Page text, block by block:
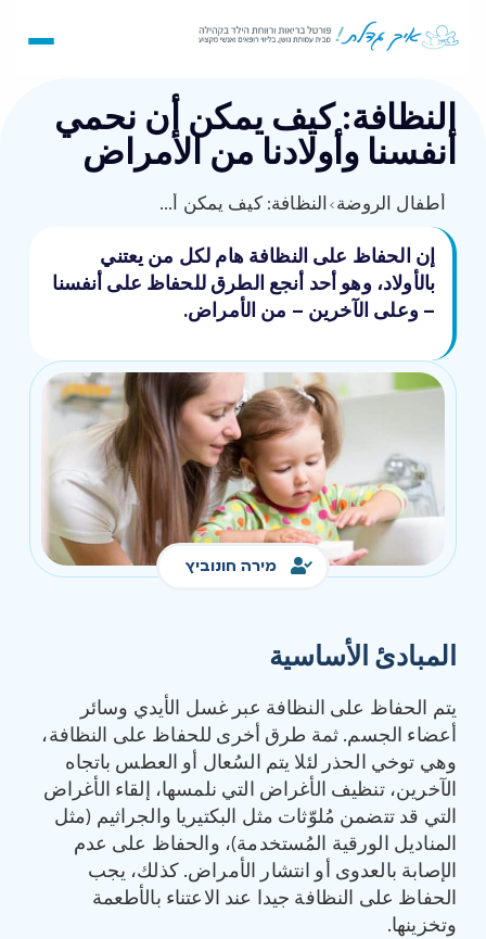
النظافة: كيف يمكن أن نحمي
أنفسنا وأولادنا من الأمراض
أطفال الروضة› النظافة: كيف يمكن أن نحمي أنفسنا وأولادنا من الأمراض
إن الحفاظ على النظافة هام لكل من يعتني
بالأولاد، وهو أحد أنجع الطرق للحفاظ على أنفسنا
– وعلى الآخرين – من الأمراض.
מירה חונוביץ
المبادئ الأساسية
يتم الحفاظ على النظافة عبر غسل الأيدي وسائر
أعضاء الجسم. ثمة طرق أخرى للحفاظ على النظافة،
وهي توخي الحذر لئلا يتم السُعال أو العطس باتجاه
الآخرين، تنظيف الأغراض التي نلمسها، إلقاء الأغراض
التي قد تتضمن مُلوّثات مثل البكتيريا والجراثيم (مثل
المناديل الورقية المُستخدمة)، والحفاظ على عدم
الإصابة بالعدوى أو انتشار الأمراض. كذلك، يجب
الحفاظ على النظافة جيدا عند الاعتناء بالأطعمة
وتخزينها.